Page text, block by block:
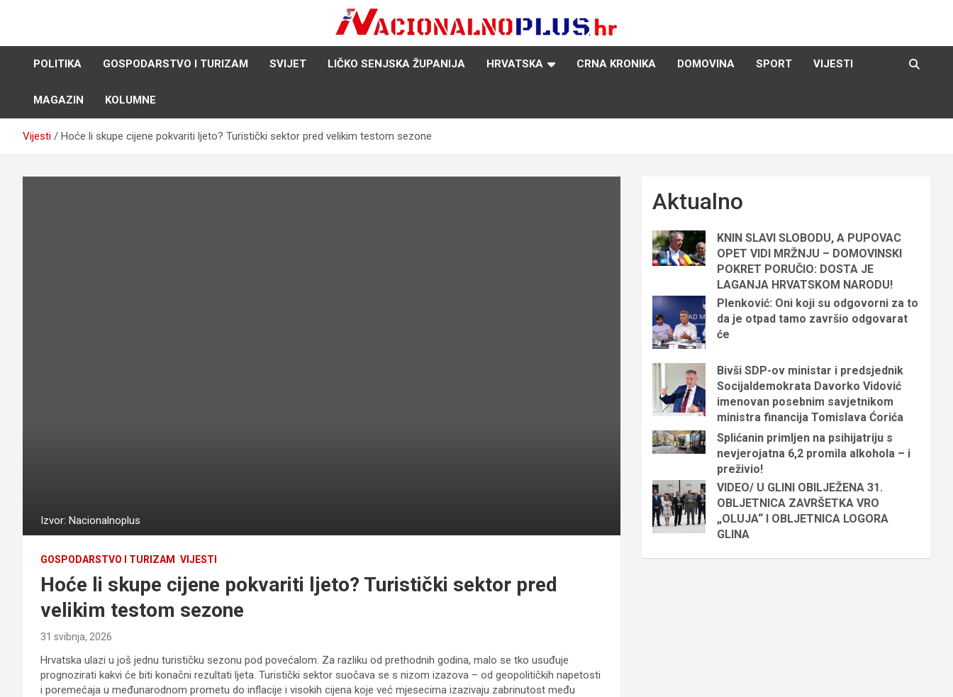
NacionalnoPlus.hr
Nacija želi znati više
POLITIKA
GOSPODARSTVO I TURIZAM SVIJET LIČKO SENJSKA ŽUPANIJA HRVATSKA CRNA KRONIKA DOMOVINA SPORT VIJESTI
MAGAZIN KOLUMNE
Vijesti Hoće li skupe cijene pokvariti ljeto? Turistički sektor pred velikim testom sezone
Izvor: Nacionalnoplus
GOSPODARSTVO I TURIZAM VIJESTI
Hoće li skupe cijene pokvariti ljeto? Turistički sektor pred
velikim testom sezone
31 svibnja, 2026
Hrvatska ulazi u još jednu turističku sezonu pod povećalom. Za razliku od prethodnih godina, malo se tko usuđuje
prognozirati kakvi će biti konačni rezultati ljeta. Turistički sektor suočava se s nizom izazova – od geopolitičkih napetosti
i poremećaja u međunarodnom prometu do inflacije i visokih cijena koje već mjesecima izazivaju zabrinutost među
Aktualno
KNIN SLAVI SLOBODU, A PUPOVAC
OPET VIDI MRŽNJU – DOMOVINSKI
POKRET PORUČIO: DOSTA JE
LAGANJA HRVATSKOM NARODU!
Plenković: Oni koji su odgovorni za to
da je otpad tamo završio odgovarat
će
Bivši SDP-ov ministar i predsjednik
Socijaldemokrata Davorko Vidović
imenovan posebnim savjetnikom
ministra financija Tomislava Ćorića
Splićanin primljen na psihijatriju s
nevjerojatna 6,2 promila alkohola – i
preživio!
VIDEO/ U GLINI OBILJEŽENA 31.
OBLJETNICA ZAVRŠETKA VRO
„OLUJA“ I OBLJETNICA LOGORA
GLINA